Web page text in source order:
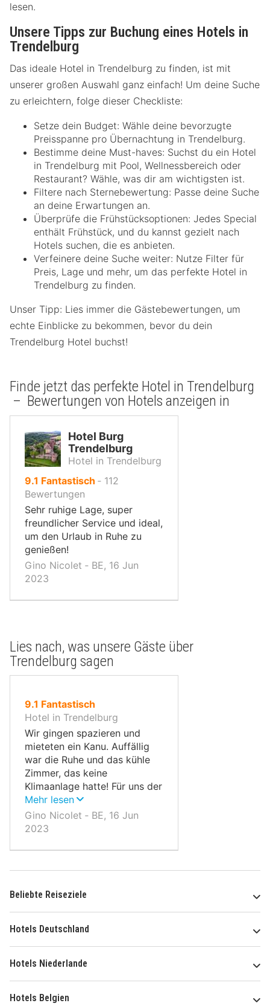
lesen.
Unsere Tipps zur Buchung eines Hotels in
Trendelburg
Das ideale Hotel in Trendelburg zu finden, ist mit
unserer großen Auswahl ganz einfach! Um deine Suche
zu erleichtern, folge dieser Checkliste:
Setze dein Budget: Wähle deine bevorzugte
Preisspanne pro Übernachtung in Trendelburg.
Bestimme deine Must-haves: Suchst du ein Hotel
in Trendelburg mit Pool, Wellnessbereich oder
Restaurant? Wähle, was dir am wichtigsten ist.
Filtere nach Sternebewertung: Passe deine Suche
an deine Erwartungen an.
Überprüfe die Frühstücksoptionen: Jedes Special
enthält Frühstück, und du kannst gezielt nach
Hotels suchen, die es anbieten.
Verfeinere deine Suche weiter: Nutze Filter für
Preis, Lage und mehr, um das perfekte Hotel in
Trendelburg zu finden.
Unser Tipp: Lies immer die Gästebewertungen, um
echte Einblicke zu bekommen, bevor du dein
Trendelburg Hotel buchst!
Finde jetzt das perfekte Hotel in Trendelburg
– Bewertungen von Hotels anzeigen in
Hotel Burg
Trendelburg
Hotel in Trendelburg
9.1 von
10,
Fantastisch ‐ 112
Bewertungen
Sehr ruhige Lage, super
freundlicher Service und ideal,
um den Urlaub in Ruhe zu
genießen!
Gino Nicolet ‐ BE, 16 Jun
2023
Lies nach, was unsere Gäste über
Trendelburg sagen
9.1 von
10,
Fantastisch
Hotel in Trendelburg
Wir gingen spazieren und
mieteten ein Kanu. Auffällig
war die Ruhe und das kühle
Zimmer, das keine
Klimaanlage hatte! Für uns der
ideale Urlaub!!!
Mehr lesen
Gino Nicolet ‐ BE, 16 Jun
2023
Beliebte Reiseziele
Hotels Deutschland
Hotels Niederlande
Hotels Belgien